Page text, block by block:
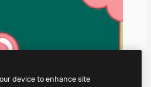
device to enhance site